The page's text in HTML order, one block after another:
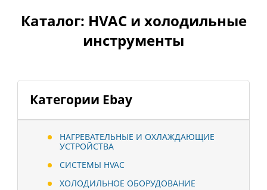
Категории Ebay
НАГРЕВАТЕЛЬНЫЕ И ОХЛАЖДАЮЩИЕ
УСТРОЙСТВА
СИСТЕМЫ HVAC
ХОЛОДИЛЬНОЕ ОБОРУДОВАНИЕ
Каталог: HVAC и холодильные
инструменты